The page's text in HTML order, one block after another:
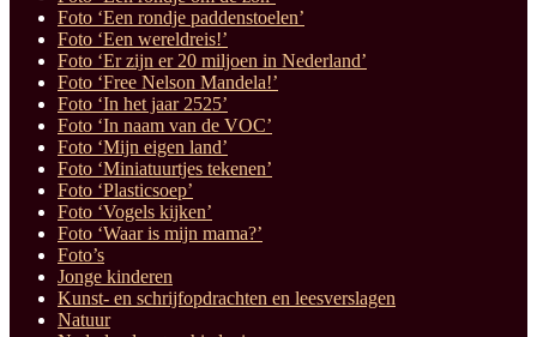
Foto ‘Een rondje paddenstoelen’
Foto ‘Een wereldreis!’
Foto ‘Er zijn er 20 miljoen in Nederland’
Foto ‘Free Nelson Mandela!’
Foto ‘In het jaar 2525’
Foto ‘In naam van de VOC’
Foto ‘Mijn eigen land’
Foto ‘Miniatuurtjes tekenen’
Foto ‘Plasticsoep’
Foto ‘Vogels kijken’
Foto ‘Waar is mijn mama?’
Foto’s
Jonge kinderen
Kunst- en schrijfopdrachten en leesverslagen
Natuur